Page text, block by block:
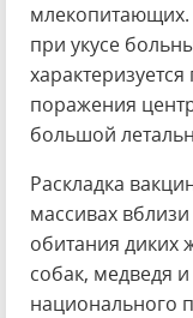
млекопитающих.
при укусе
поражения
большой
Раскладка
массивах
обитания диких
собак, медведя
национального